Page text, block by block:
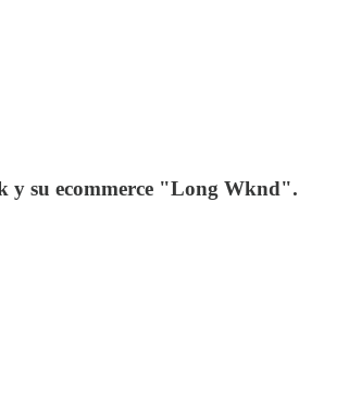
y su ecommerce "Long Wknd".